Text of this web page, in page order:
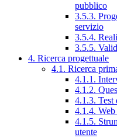
pubblico
3.5.3.
servizio
3.5.4.
3.5.5.
4. Ricerca progettuale
4.1. Ricerca
4.1.1.
4.1.2.
4.1.3. Test
4.1.4.
4.1.5.
utente